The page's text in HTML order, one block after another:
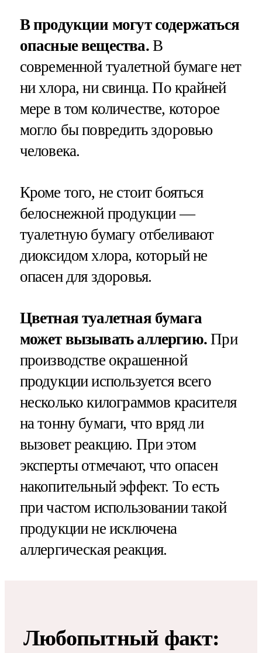
В продукции могут содержаться
опасные вещества.В
современной туалетной бумаге нет
ни хлора, ни свинца. По крайней
мере в том количестве, которое
могло бы повредить здоровью
человека.
Кроме того, не стоит бояться
белоснежной продукции —
туалетную бумагу отбеливают
диоксидом хлора, который не
опасен для здоровья.
Цветная туалетная бумага
может вызывать аллергию. При
производстве окрашенной
продукции используется всего
несколько килограммов красителя
на тонну бумаги, что вряд ли
вызовет реакцию. При этом
эксперты отмечают, что опасен
накопительный эффект. То есть
при частом использовании такой
продукции не исключена
аллергическая реакция.
Любопытный факт: